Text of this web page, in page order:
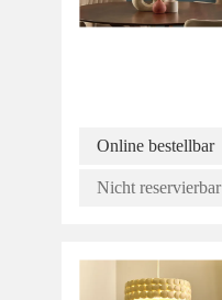
Online bestellbar
Nicht reservierbar